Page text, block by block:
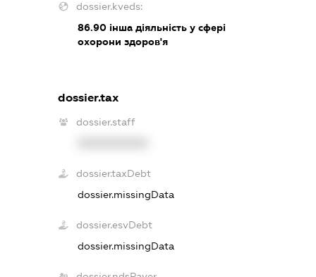
dossier.kveds:
86.90 інша діяльність у сфері
охорони здоров'я
dossier.tax
dossier.staff
dossier.taxDebt
dossier.missingData
dossier.esvDebt
dossier.missingData